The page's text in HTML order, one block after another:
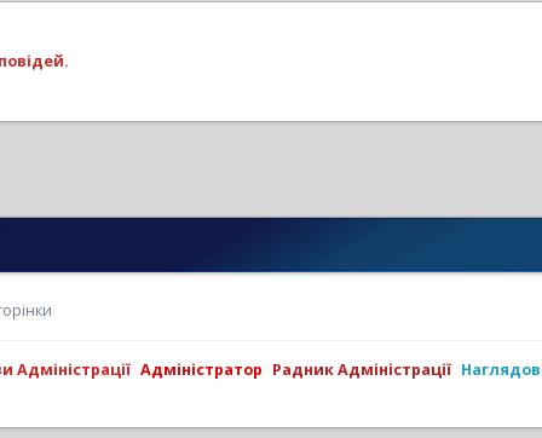
Адміністрації Адміністратор Радник Адміністрації